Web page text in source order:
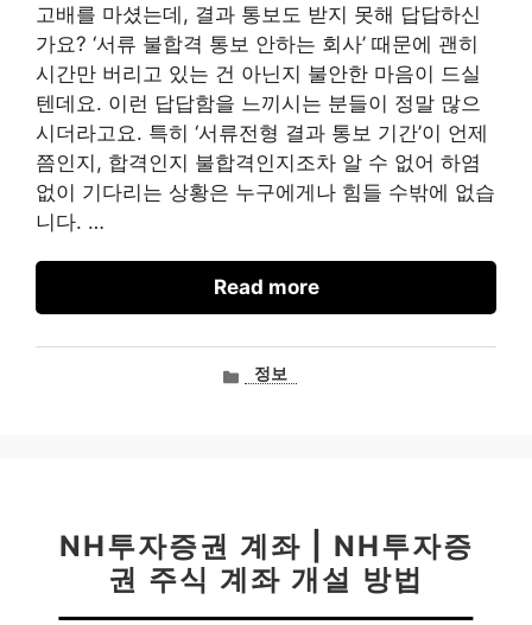
고배를 마셨는데, 결과 통보도 받지 못해 답답하신
가요? ‘서류 불합격 통보 안하는 회사’ 때문에 괜히
시간만 버리고 있는 건 아닌지 불안한 마음이 드실
텐데요. 이런 답답함을 느끼시는 분들이 정말 많으
시더라고요. 특히 ‘서류전형 결과 통보 기간’이 언제
쯤인지, 합격인지 불합격인지조차 알 수 없어 하염
없이 기다리는 상황은 누구에게나 힘들 수밖에 없습
니다. …
Read more
카정보
NH투자증권 계좌 | NH투자증
권 주식 계좌 개설 방법